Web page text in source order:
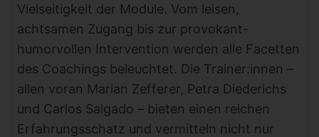
Vielseitigkeit der Module. Vom leisen,
achtsamen Zugang bis zur provokant-
humorvollen Intervention werden alle Facetten
des Coachings beleuchtet. Die Trainer:innen –
allen voran Marian Zefferer, Petra Diederichs
und Carlos Salgado – bieten einen reichen
Erfahrungsschatz und vermitteln nicht nur